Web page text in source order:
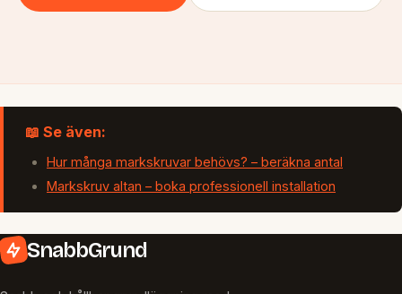
📖 Se även:
Hur många markskruvar behövs? – beräkna antal
Markskruv altan – boka professionell installation
SnabbGrund